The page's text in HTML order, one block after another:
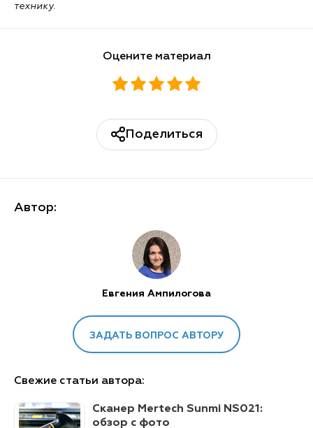
технику.
Оцените материал
Поделиться
Автор:
Евгения Ампилогова
ЗАДАТЬ ВОПРОС АВТОРУ
Свежие статьи автора:
Сканер Mertech Sunmi NS021:
обзор с фото